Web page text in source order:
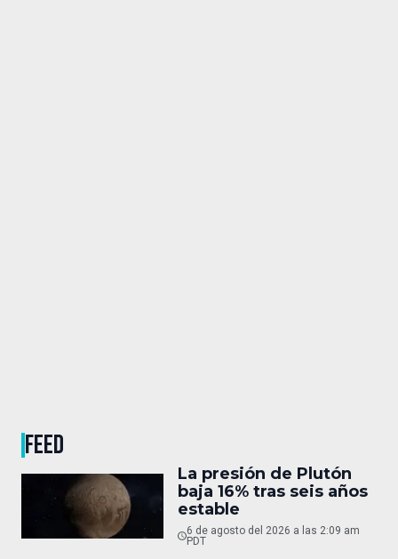
FEED
La presión de Plutón
baja 16% tras seis años
estable
6 de agosto del 2026 a las 2:09 am
PDT